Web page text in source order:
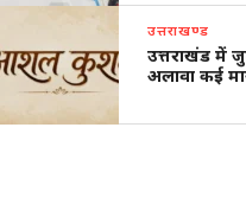
उत्तराखण्ड
उत्तराखंड में
अलावा कई